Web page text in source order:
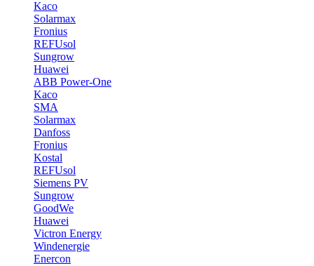
Kaco
Solarmax
Fronius
REFUsol
Sungrow
Huawei
ABB Power-One
Kaco
SMA
Solarmax
Danfoss
Fronius
Kostal
REFUsol
Siemens PV
Sungrow
GoodWe
Huawei
Victron Energy
Windenergie
Enercon